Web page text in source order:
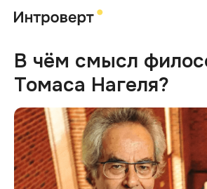
В чём смысл
Томаса Нагеля?